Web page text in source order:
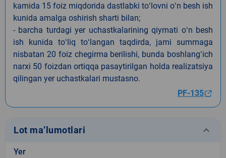
kamida 15 foiz miqdorida dastlabki toʻlovni oʻn besh ish
kunida amalga oshirish sharti bilan;
- barcha turdagi yer uchastkalarining qiymati oʻn besh
ish kunida toʻliq toʻlangan taqdirda, jami summaga
nisbatan 20 foiz chegirma berilishi, bunda boshlangʻich
narxi 50 foizdan ortiqqa pasaytirilgan holda realizatsiya
qilingan yer uchastkalari mustasno.
PF-135
Lot ma’lumotlari keyboard_arrow_down
Yer